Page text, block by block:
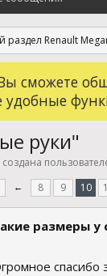
Технический раздел
сможете
руки"
создана
← 8 9 10
размеры
спасибо